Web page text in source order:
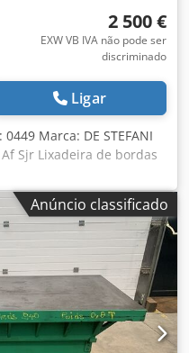
2 500 €
EXW VB IVA não pode ser
discriminado
Ligar
0449 Marca: DE STEFANI
Sjr Lixadeira de bordas
bordas e perfis de
e diversos tipos.
com bloco de lixa
-15° a +90°. Motor de 2
710/1420 – Potência 1,3 –
Alimentação
Guia de entrada
Diâmetro da saída de
2100 x 1600 x 1350
Anúncio classificado